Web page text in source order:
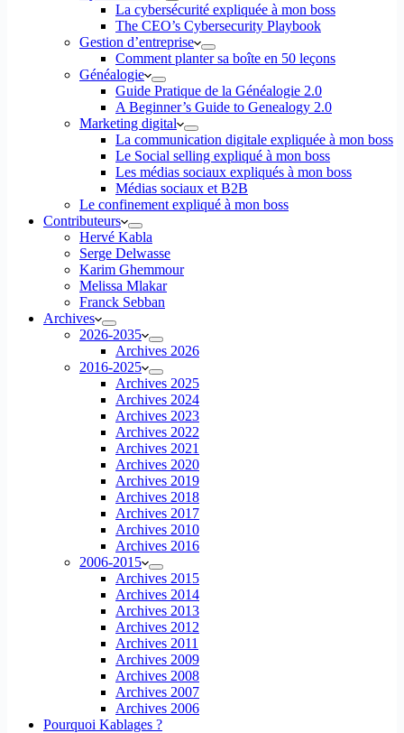
La cybersécurité expliquée à mon boss
The CEO’s Cybersecurity Playbook
Gestion d’entreprise
Comment planter sa boîte en 50 leçons
Généalogie
Guide Pratique de la Généalogie 2.0
A Beginner’s Guide to Genealogy 2.0
Marketing digital
La communication digitale expliquée à mon boss
Le Social selling expliqué à mon boss
Les médias sociaux expliqués à mon boss
Médias sociaux et B2B
Le confinement expliqué à mon boss
Contributeurs
Hervé Kabla
Serge Delwasse
Karim Ghemmour
Melissa Mlakar
Franck Sebban
Archives
2026-2035
Archives 2026
2016-2025
Archives 2025
Archives 2024
Archives 2023
Archives 2022
Archives 2021
Archives 2020
Archives 2019
Archives 2018
Archives 2017
Archives 2010
Archives 2016
2006-2015
Archives 2015
Archives 2014
Archives 2013
Archives 2012
Archives 2011
Archives 2009
Archives 2008
Archives 2007
Archives 2006
Pourquoi Kablages ?